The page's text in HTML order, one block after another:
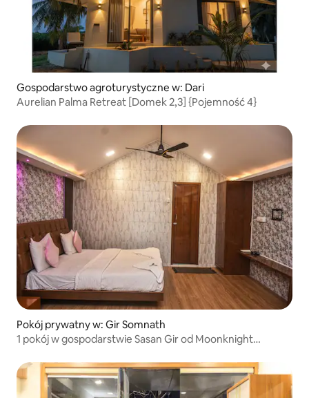
Gospodarstwo agroturystyczne w: Dari
Aurelian Palma Retreat [Domek 2,3] {Pojemność 4}
Pokój prywatny w: Gir Somnath
1 pokój w gospodarstwie Sasan Gir od Moonknight